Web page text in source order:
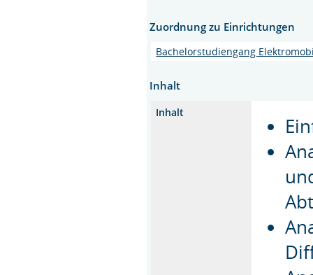
Zuordnung zu Einrichtungen
Bachelorstudiengang
Inhalt
Inhalt